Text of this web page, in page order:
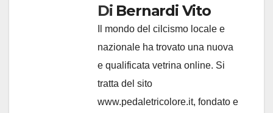
Di Bernardi Vito
Il mondo del cilcismo locale e
nazionale ha trovato una nuova
e qualificata vetrina online. Si
tratta del sito
www.pedaletricolore.it, fondato e